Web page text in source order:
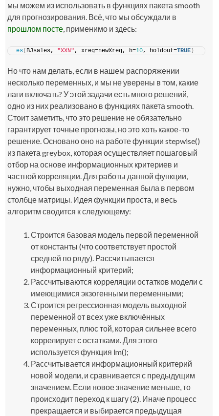
мы можем из использовать в функциях пакетаsmooth
для прогнозирования. Всё, что мы обсуждали в
прошлом посте, применимо и здесь:
es( BJsales, "XXN", xreg=newXreg, h=10, holdout=TRUE )
Но что нам делать, если в нашем распоряжении
несколько переменных, и мы не уверены в том, какие
лаги включать? У этой задачи есть много решений,
одно из них реализовано в функциях пакетаsmooth.
Стоит заметить, что это решение не обязательно
гарантирует точные прогнозы, но это хоть какое-то
решение. Основано оно на работе функцииstepwise()
из пакетаgreybox, которая осуществляет пошаговый
отбор на основе информационных критериев и
частной корреляции. Для работы данной функции,
нужно, чтобы выходная переменная была в первом
столбце матрицы. Идея функции проста, и весь
алгоритм сводится к следующему:
Строится базовая модель первой переменной
от константы (что соответствует простой
средней по ряду). Рассчитывается
информационный критерий;
Рассчитываются корреляции остатков модели с
имеющимися экзогенными переменными;
Строится регрессионная модель выходной
переменной от всех уже включённых
переменных, плюс той, которая сильнее всего
коррелирует с остатками. Для этого
используется функция lm();
Рассчитывается информационный критерий
новой модели, и сравнивается с предыдущим
значением. Если новое значение меньше, то
происходит переход к шагу (2). Иначе процесс
прекращается и выбирается предыдущая